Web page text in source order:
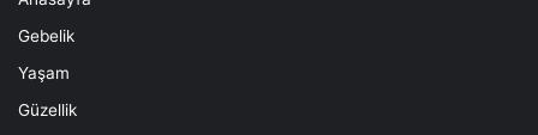
Gebelik
Yaşam
Güzellik